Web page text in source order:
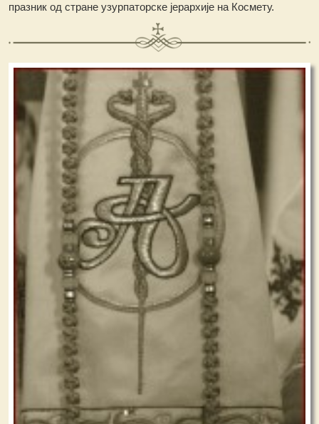
празник од стране узурпаторске јерархије на Космету.